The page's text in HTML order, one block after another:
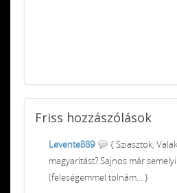
Friss hozzászólások
Levente889
{ Sziasztok,
magyarítást? Sajnos már
(feleségemmel tolnám... }